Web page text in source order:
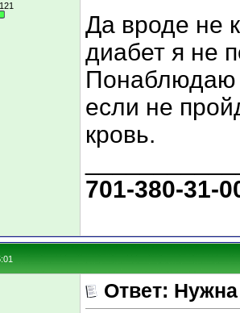
121
Да вроде не
диабет я не
Понаблюдаю
если не
кровь.
701-380-31-
Ответ: